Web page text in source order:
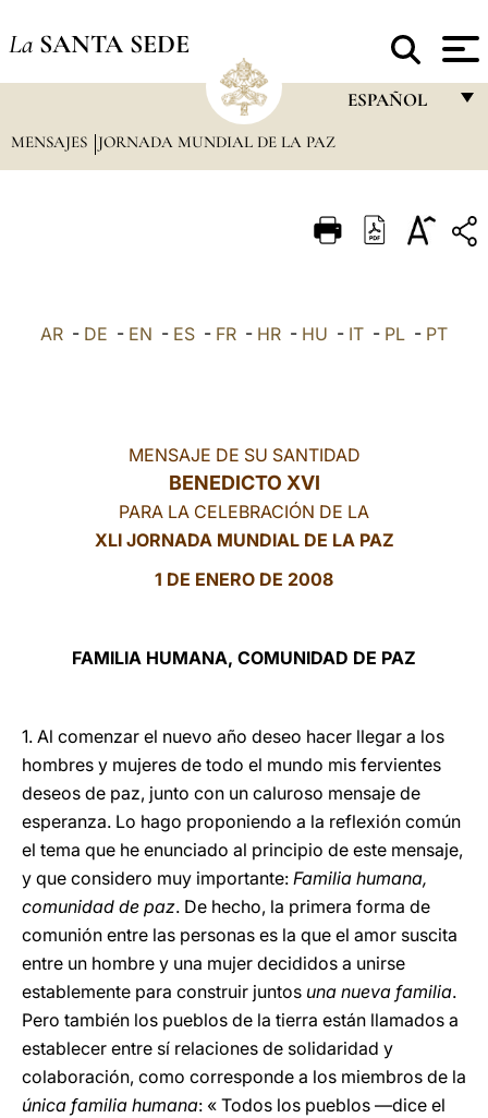
La SANTA SEDE
ESPAÑOL
ITALIANO
LATINE
MENSAJES JORNADA MUNDIAL DE LA PAZ
AR - DE - EN - ES - FR - HR - HU - IT - PL - PT
MENSAJE DE SU SANTIDAD
BENEDICTO XVI
PARA LA CELEBRACIÓN DE LA
XLI JORNADA MUNDIAL DE LA PAZ
1 DE ENERO DE 2008
FAMILIA HUMANA, COMUNIDAD DE PAZ
1. Al comenzar el nuevo año deseo hacer llegar a los
hombres y mujeres de todo el mundo mis fervientes
deseos de paz, junto con un caluroso mensaje de
esperanza. Lo hago proponiendo a la reflexión común
el tema que he enunciado al principio de este mensaje,
y que considero muy importante: Familia humana,
comunidad de paz. De hecho, la primera forma de
comunión entre las personas es la que el amor suscita
entre un hombre y una mujer decididos a unirse
establemente para construir juntos una nueva familia.
Pero también los pueblos de la tierra están llamados a
establecer entre sí relaciones de solidaridad y
colaboración, como corresponde a los miembros de la
única familia humana: « Todos los pueblos —dice el